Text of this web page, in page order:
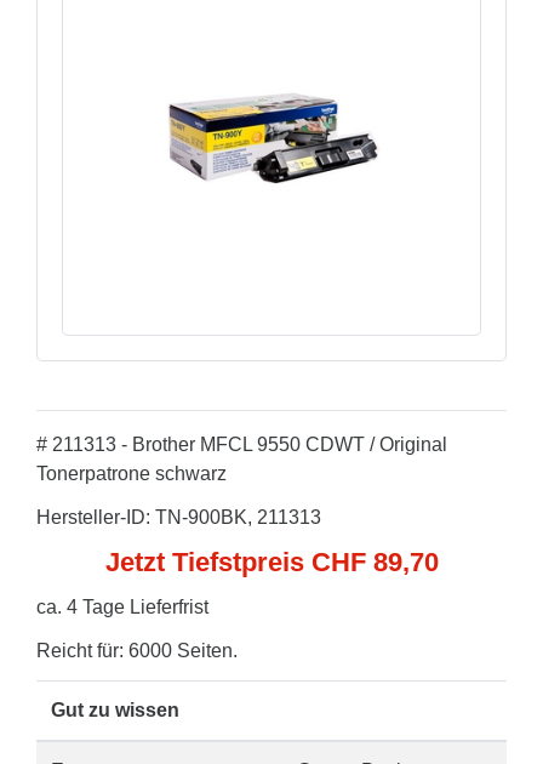
# 211313 - Brother MFCL 9550 CDWT / Original
Tonerpatrone schwarz
Hersteller-ID: TN-900BK, 211313
Jetzt Tiefstpreis CHF 89,70
ca. 4 Tage Lieferfrist
Reicht für: 6000 Seiten.
Gut zu wissen